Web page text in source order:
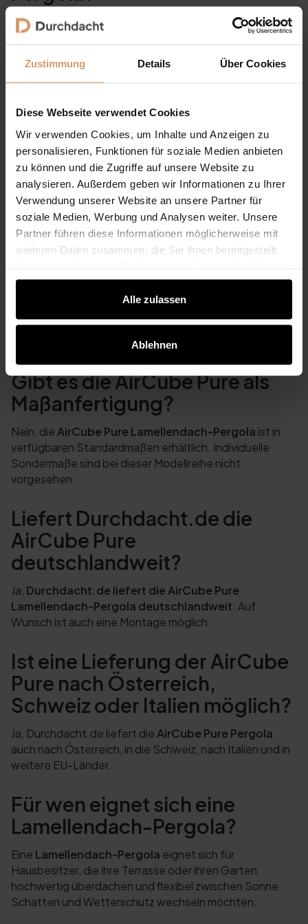
Zustimmung Details Über Cookies
Diese Webseite verwendet Cookies
Wir verwenden Cookies, um Inhalte und Anzeigen zu
personalisieren, Funktionen für soziale Medien anbieten
zu können und die Zugriffe auf unsere Website zu
analysieren. Außerdem geben wir Informationen zu Ihrer
Verwendung unserer Website an unsere Partner für
soziale Medien, Werbung und Analysen weiter. Unsere
Partner führen diese Informationen möglicherweise mit
weiteren Daten zusammen, die Sie ihnen bereitgestellt
gesammelt haben.
Alle zulassen
Ablehnen
DieAirCube Pureist eine hochwertige
Lamellendach-
Pergola aus Aluminium
Terrasse, Garten und Outdoor-Bereiche.
Ist AirCube Pure der neue
Name für AirCube¹?
Ja, dieAirCube Pureersetzt in der neuen
Produktkommunikation die bisherige Bezeichnung
AirCube¹. Der neue Name beschreibt die klare, moderne
und hochwertige Ausrichtung dieser Pergola-
Modellreihe.
Kann man die AirCube Pure
Pergola online konfigurieren?
Durchdacht.deonline konfiguriert werden. Die Auswahl
erfolgt in den verfügbaren Standardmaßen.
Gibt es die AirCube Pure als
Maßanfertigung?
Nein, dieAirCube Pure Lamellendach-Pergola ist in
verfügbaren Standardmaßen erhältlich. Individuelle
Sondermaße sind bei dieser Modellreihe nicht
vorgesehen.
Liefert Durchdacht.de die
AirCube Pure
deutschlandweit?
Ja, Durchdacht.de liefert die AirCube Pure
Lamellendach-Pergola deutschlandweit. Auf
Wunsch ist auch eine Montage möglich.
Ist eine Lieferung der AirCube
Pure nach Österreich,
Schweiz oder Italien möglich?
Ja, Durchdacht.de liefert dieAirCube Pure Pergola
auch nach Österreich, in die Schweiz, nach Italien und in
weitere EU-Länder.
Für wen eignet sich eine
Lamellendach-Pergola?
Eine Lamellendach-Pergola eignet sich für
Hausbesitzer, die ihre Terrasse oder ihren Garten
hochwertig überdachen und flexibel zwischen Sonne,
Schatten und Wetterschutz wechseln möchten.